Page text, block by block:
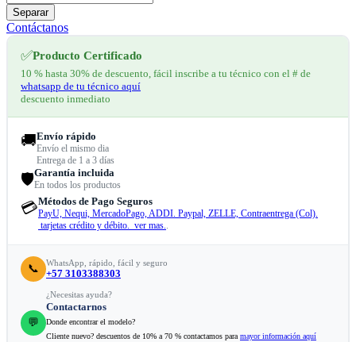
Separar
Contáctanos
✅Producto Certificado
10 % hasta 30% de descuento, fácil inscribe a tu técnico con el # de
whatsapp de tu técnico aquí
descuento inmediato
🚚Envío rápido
Envío el mismo dia
Entrega de 1 a 3 días
🛡️Garantía incluida
En todos los productos
💳Métodos de Pago Seguros
PayU, Nequi, MercadoPago, ADDI. Paypal, ZELLE, Contraentrega (Col).
tarjetas crédito y débito. ver mas..
📞 WhatsApp, rápido, fácil y seguro
+57 3103388303
💬
¿Necesitas ayuda?
Contactarnos
Donde encontrar el modelo?
Cliente nuevo? descuentos de 10% a 70 % contactamos para mayor información aquí